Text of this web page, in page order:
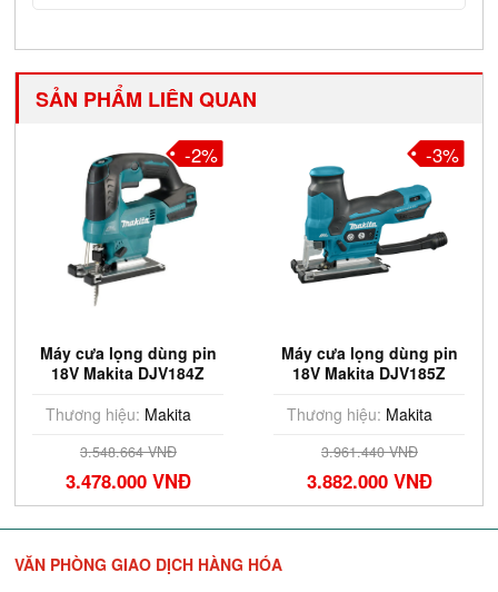
SẢN PHẨM LIÊN QUAN
Máy cưa lọng dùng pin
18V Makita DJV184Z
Thương hiệu: Makita
3.548.664 VNĐ
3.478.000 VNĐ
-2%
Máy cưa lọng dùng pin
18V Makita DJV185Z
Thương hiệu: Makita
3.961.440 VNĐ
3.882.000 VNĐ
-3%
VĂN PHÒNG GIAO DỊCH HÀNG HÓA